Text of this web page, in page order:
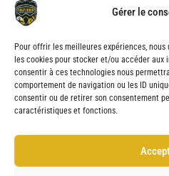
Gérer le
Pour offrir les meilleures expériences,
les cookies pour stocker et/ou accéder
consentir à ces technologies nous
comportement de navigation ou les ID
consentir ou de retirer son consentement
caractéristiques et fonctions.
Nos
Mentions
Conditions
Politique de